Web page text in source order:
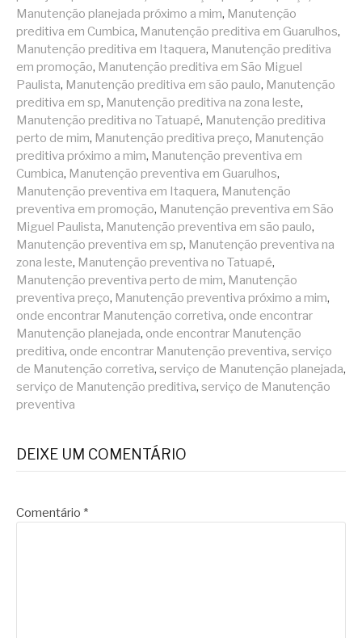
Manutenção planejada próximo a mim, Manutenção
preditiva em Cumbica, Manutenção preditiva em Guarulhos,
Manutenção preditiva em Itaquera, Manutenção preditiva
em promoção, Manutenção preditiva em São Miguel
Paulista, Manutenção preditiva em são paulo, Manutenção
preditiva em sp, Manutenção preditiva na zona leste,
Manutenção preditiva no Tatuapé, Manutenção preditiva
perto de mim, Manutenção preditiva preço, Manutenção
preditiva próximo a mim, Manutenção preventiva em
Cumbica, Manutenção preventiva em Guarulhos,
Manutenção preventiva em Itaquera, Manutenção
preventiva em promoção, Manutenção preventiva em São
Miguel Paulista, Manutenção preventiva em são paulo,
Manutenção preventiva em sp, Manutenção preventiva na
zona leste, Manutenção preventiva no Tatuapé,
Manutenção preventiva perto de mim, Manutenção
preventiva preço, Manutenção preventiva próximo a mim,
onde encontrar Manutenção corretiva, onde encontrar
Manutenção planejada, onde encontrar Manutenção
preditiva, onde encontrar Manutenção preventiva, serviço
de Manutenção corretiva, serviço de Manutenção planejada,
serviço de Manutenção preditiva, serviço de Manutenção
preventiva
DEIXE UM COMENTÁRIO
Comentário *